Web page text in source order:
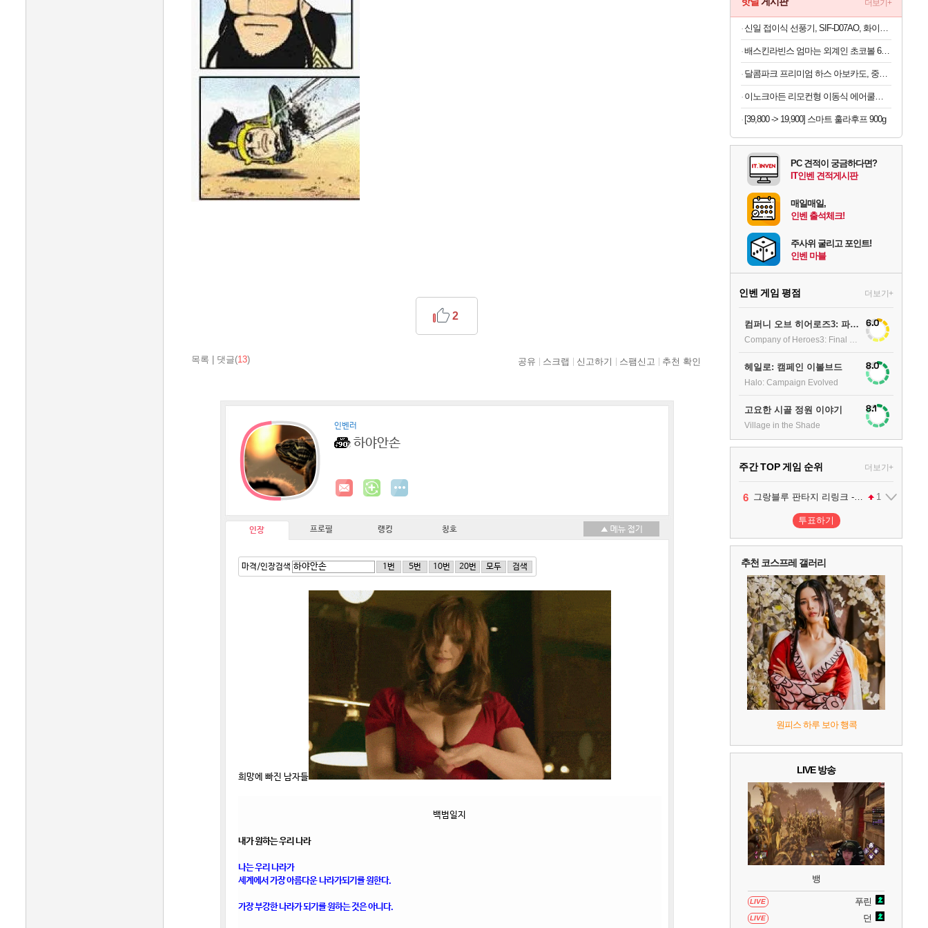
목록 댓글(13)
2
공유 스크랩 신고하기 스팸신고 추천 확인
인벤러
하야안손
인장 프로필 랭킹 칭호
마격/인장검색 1번 5번 10번 20번 모두 검색
희망에 빠진 남자들
백범일지
내가 원하는 우리 나라
나는 우리 나라가
세계에서 가장 아름다운나라가되기를 원한다.
가장 부강한 나라가 되기를 원하는 것은 아니다.
더보기+
신일 접이식 선풍기, SIF-D07AO, 화이트, 1개
배스킨라빈스 엄마는 외계인 초코볼 6개입 x 2봉지 (1봉지당 4,950원)
달콤파크 프리미엄 하스 아보카도, 중과, 183g, 10개
이노크아든 리모컨형 이동식 에어쿨러 IA-L11, 1개
[39,800 -> 19,900] 스마트 훌라후프 900g
PC 견적이 궁금하다면?
IT인벤 견적게시판
매일매일,
인벤 출석체크!
주사위 굴리고 포인트!
인벤 마블
인벤 게임 평점 더보기+
컴퍼니 오브 히어로즈3: 파이널 스탠드 6.0
헤일로: 캠페인 이볼브드
Halo: Campaign Evolved
8.0
고요한 시골 정원 이야기
Village in the Shade
8.1
주간 TOP 게임 순위 더보기+
1 팰월드
2 어쌔신 크리드: 블랙 플래그 리싱크드 1
3 프로야구스피리츠2026 2
4 드래곤소드 : 어웨이크닝 2
5 블라인드 삼국 1
6 그랑블루 판타지 리링크 - 엔드리스 라그나로크 1
7 리듬 천국 미라클 스타즈 2
8 헤일로: 캠페인 이볼브드 2
9
10 레고 배트맨: 레거시 오브 더 다크 나이트
투표하기
추천 코스프레 갤러리
원피스 하루 보아 행콕
LIVE 방송
뱅
LIVE 푸린
LIVE 던